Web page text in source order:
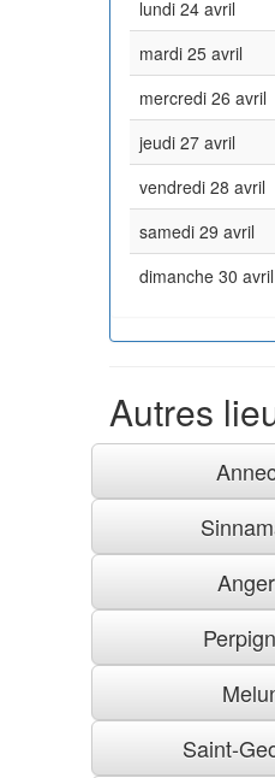
lundi 24 avril
mardi 25 avril
mercredi 26 avril
jeudi 27 avril
vendredi 28 avril
samedi 29 avril
dimanche 30 avril
Autres
Saint-